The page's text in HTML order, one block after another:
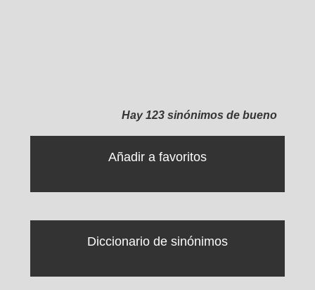
Hay 123 sinónimos de bueno
Añadir a favoritos
Diccionario de sinónimos